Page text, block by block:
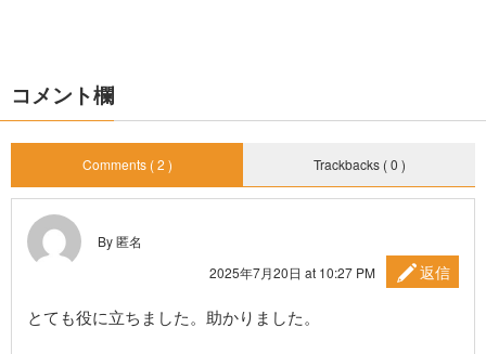
コメント欄
Comments ( 2 ) Trackbacks ( 0 )
By 匿名
2025年7月20日 at 10:27 PM
返信
とても役に立ちました。助かりました。